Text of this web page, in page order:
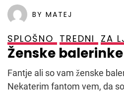
BY MATEJ
SPLOŠNO TREDNI ZA
Ženske balerinke
Fantje ali so vam ženske
Nekaterim fantom vem, da